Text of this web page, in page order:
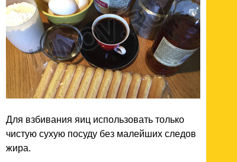
Для взбивания яиц использовать только
чистую сухую посуду без малейших следов
жира.